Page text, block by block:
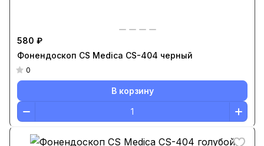
580 ₽
Фонендоскоп CS Medica CS-404 черный
0
В корзину